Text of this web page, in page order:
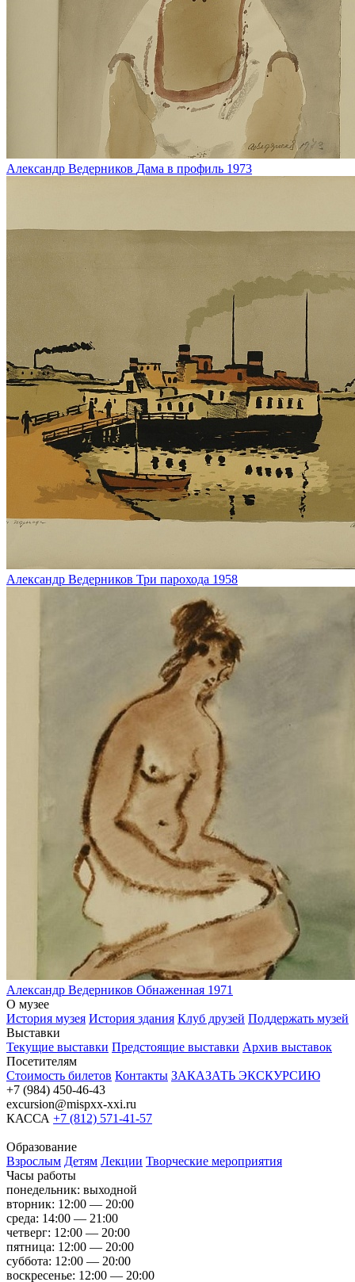
Александр Ведерников Дама в профиль 1973
Александр Ведерников Три парохода 1958
Александр Ведерников Обнаженная 1971
О музее
История музея История здания Клуб друзей Поддержать музей
Выставки
Текущие выставки Предстоящие выставки Архив выставок
Посетителям
Стоимость билетов Контакты ЗАКАЗАТЬ ЭКСКУРСИЮ
+7 (984) 450-46-43
excursion@mispxx-xxi.ru
КАССА +7 (812) 571-41-57
Образование
Взрослым Детям Лекции Творческие мероприятия
Часы работы
понедельник: выходной
вторник: 12:00 — 20:00
среда: 14:00 — 21:00
четверг: 12:00 — 20:00
пятница: 12:00 — 20:00
суббота: 12:00 — 20:00
воскресенье: 12:00 — 20:00